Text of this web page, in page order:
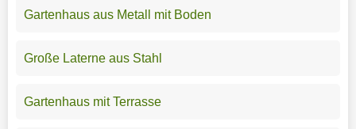
Gartenhaus aus Metall mit Boden
Große Laterne aus Stahl
Gartenhaus mit Terrasse